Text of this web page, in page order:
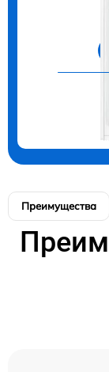
Преимущества